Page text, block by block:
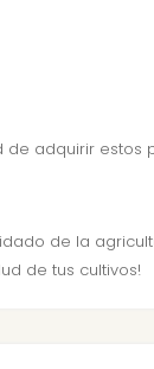
de adquirir estos
de la
de tus cultivos!